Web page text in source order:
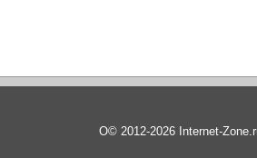
О© 2012-2026 Internet-